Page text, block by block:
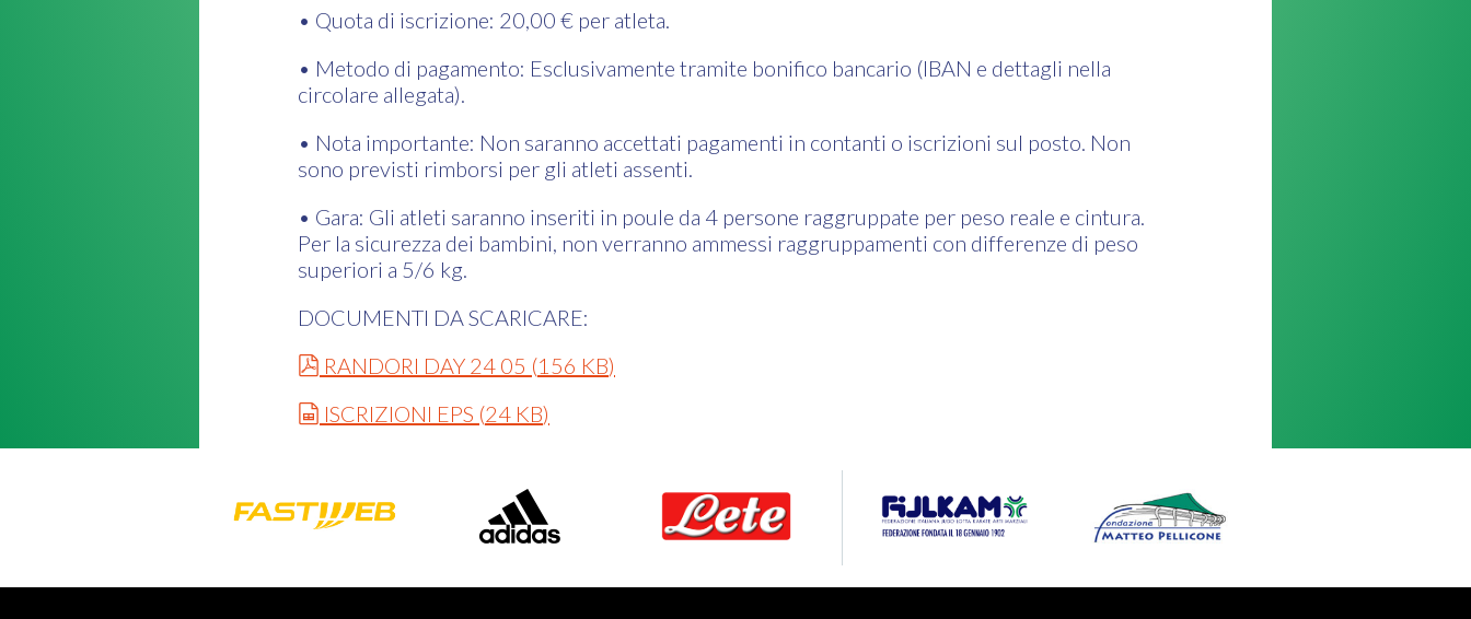
• Quota di iscrizione: 20,00 € per atleta.
• Metodo di pagamento: Esclusivamente tramite bonifico bancario (IBAN e dettagli nella
circolare allegata).
• Nota importante: Non saranno accettati pagamenti in contanti o iscrizioni sul posto. Non
sono previsti rimborsi per gli atleti assenti.
• Gara: Gli atleti saranno inseriti in poule da 4 persone raggruppate per peso reale e cintura.
Per la sicurezza dei bambini, non verranno ammessi raggruppamenti con differenze di peso
superiori a 5/6 kg.
DOCUMENTI DA SCARICARE:
pdf
RANDORI DAY 24 05 (156 KB)
spreadsheet
ISCRIZIONI EPS (24 KB)